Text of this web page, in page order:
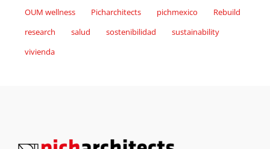
OUM wellness
Picharchitects pichmexico
Rebuild
research
salud sostenibilidad
sustainability
vivienda